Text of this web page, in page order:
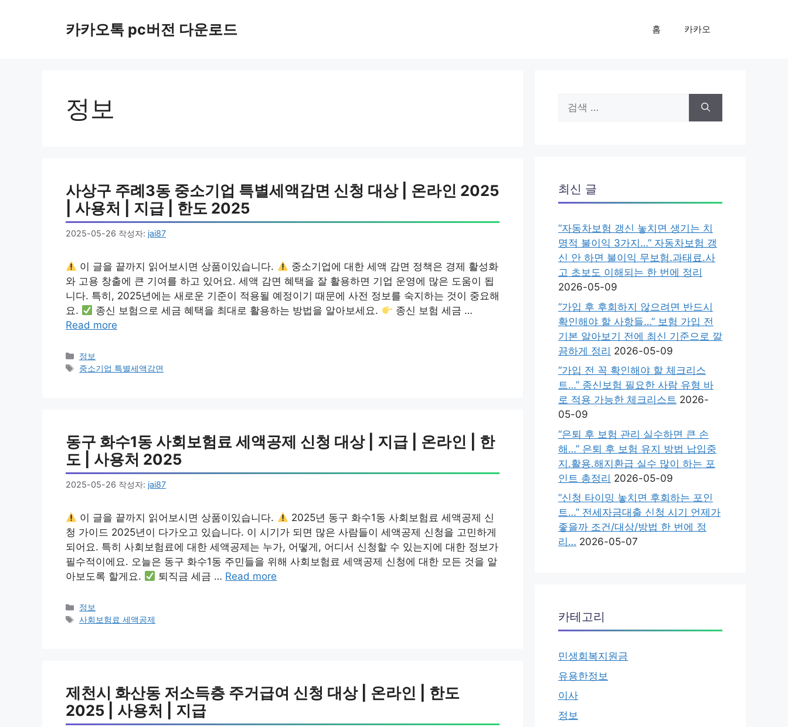
카카오톡 pc버전 다운로드 홈 카카오
정보
사상구 주례3동 중소기업 특별세액감면 신청 대상 | 온라인 2025
| 사용처 | 지급 | 한도 2025
2025-05-26 작성자: jai87
이 글을 끝까지 읽어보시면 상품이있습니다.
중소기업에 대한 세액 감면 정책은 경제 활성화
와 고용 창출에 큰 기여를 하고 있어요. 세액 감면 혜택을 잘 활용하면 기업 운영에 많은 도움이 됩
니다. 특히, 2025년에는 새로운 기준이 적용될 예정이기 때문에 사전 정보를 숙지하는 것이 중요해
요.
종신 보험으로 세금 혜택을 최대로 활용하는 방법을 알아보세요.
종신 보험 세금 …
Read more
카
테
정보
태
중소기업 특별세액감면
동구 화수1동 사회보험료 세액공제 신청 대상 | 지급 | 온라인 | 한
도 | 사용처 2025
2025-05-26 작성자: jai87
이 글을 끝까지 읽어보시면 상품이있습니다.
2025년 동구 화수1동 사회보험료 세액공제 신
청 가이드 2025년이 다가오고 있습니다. 이 시기가 되면 많은 사람들이 세액공제 신청을 고민하게
되어요. 특히 사회보험료에 대한 세액공제는 누가, 어떻게, 어디서 신청할 수 있는지에 대한 정보가
필수적이에요. 오늘은 동구 화수1동 주민들을 위해 사회보험료 세액공제 신청에 대한 모든 것을 알
아보도록 할게요.
퇴직금 세금 … Read more
카
테
정보
태
사회보험료 세액공제
제천시 화산동 저소득층 주거급여 신청 대상 | 온라인 | 한도
2025 | 사용처 | 지급
색:
최신 글
“자동차보험 갱신 놓치면 생기는 치
명적 불이익 3가지…” 자동차보험 갱
신 안 하면 불이익 무보험.과태료.사
고 초보도 이해되는 한 번에 정리
2026-05-09
“가입 후 후회하지 않으려면 반드시
확인해야 할 사항들…” 보험 가입 전
기본 알아보기 전에 최신 기준으로 깔
끔하게 정리 2026-05-09
“가입 전 꼭 확인해야 할 체크리스
트…” 종신보험 필요한 사람 유형 바
로 적용 가능한 체크리스트 2026-
05-09
“은퇴 후 보험 관리 실수하면 큰 손
해…” 은퇴 후 보험 유지 방법 납입중
지.활용.해지환급 실수 많이 하는 포
인트 총정리 2026-05-09
“신청 타이밍 놓치면 후회하는 포인
트…” 전세자금대출 신청 시기 언제가
좋을까 조건/대상/방법 한 번에 정
리… 2026-05-07
카테고리
민생회복지원금
유용한정보
이사
정보